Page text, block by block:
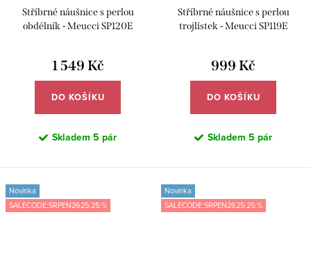
Stříbrné náušnice s perlou
obdélník - Meucci SP120E
1 549 Kč
DO KOŠÍKU
Skladem 5 pár
Stříbrné náušnice s perlou
trojlístek - Meucci SP119E
999 Kč
DO KOŠÍKU
Skladem 5 pár
Novinka
SALECODE:SRPEN2625:25:%
Novinka
SALECODE:SRPEN2625:25:%